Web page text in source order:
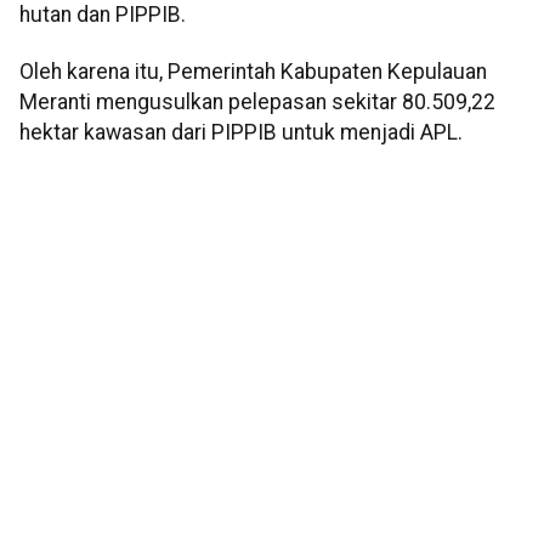
hutan dan PIPPIB.
Oleh karena itu, Pemerintah Kabupaten Kepulauan
Meranti mengusulkan pelepasan sekitar 80.509,22
hektar kawasan dari PIPPIB untuk menjadi APL.